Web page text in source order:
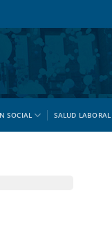
SOCIAL SALUD LABORAL